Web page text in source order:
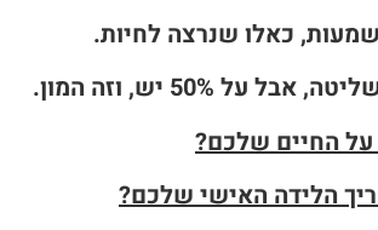
כאלו שנרצה לחיות.
החיים שלכם?
הלידה האישי שלכם?